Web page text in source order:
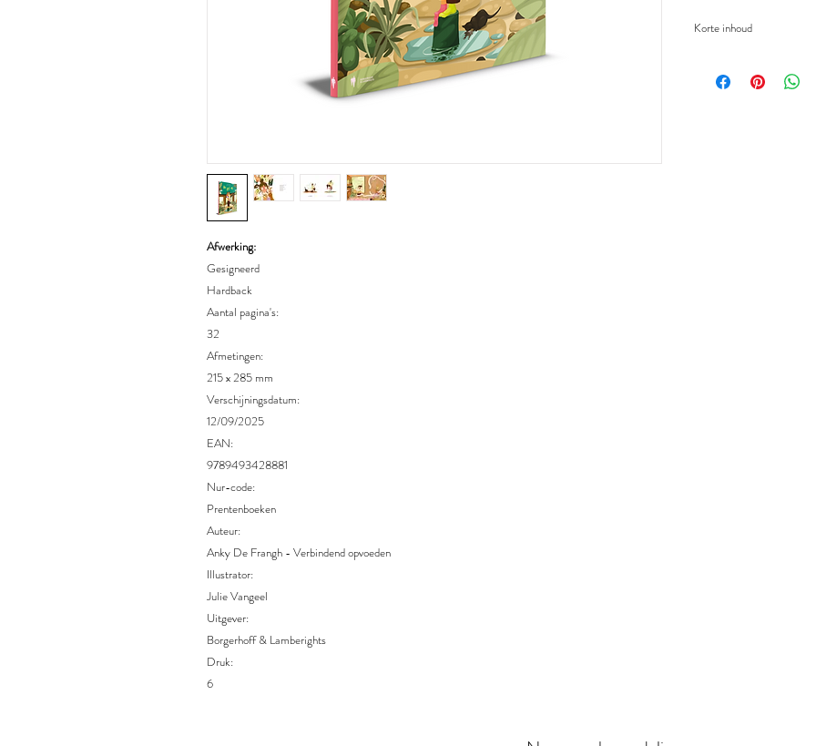
Afwerking:
Gesigneerd
Hardback
Aantal pagina's:
32
Afmetingen:
215 x 285 mm
Verschijningsdatum:
12/09/2025
EAN:
9789493428881
Nur-code:
Prentenboeken
Auteur:
Anky De Frangh - Verbindend opvoeden
Illustrator:
Julie Vangeel
Uitgever:
Borgerhoff & Lamberights
Druk:
6
Korte inhoud
wilde zeggen of ben je